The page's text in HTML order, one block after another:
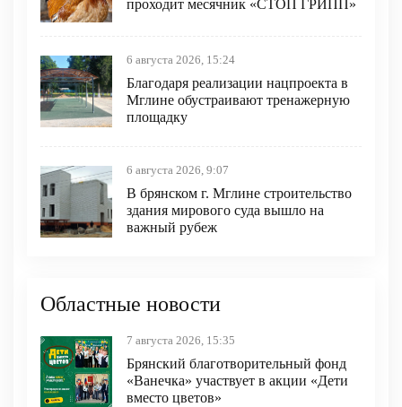
проходит месячник «СТОП ГРИПП»
6 августа 2026, 15:24
Благодаря реализации нацпроекта в
Мглине обустраивают тренажерную
площадку
6 августа 2026, 9:07
В брянском г. Мглине строительство
здания мирового суда вышло на
важный рубеж
Областные новости
7 августа 2026, 15:35
Брянский благотворительный фонд
«Ванечка» участвует в акции «Дети
вместо цветов»